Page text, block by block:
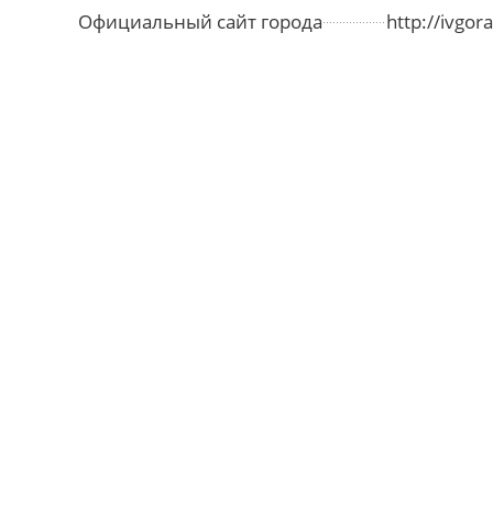
Официальный сайт города
http://